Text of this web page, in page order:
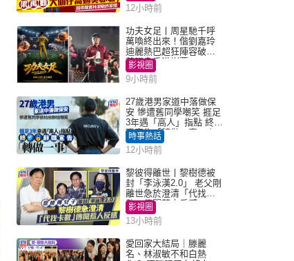
12小時前
功夫女足丨周星馳千呼
萬喚終出來！偕劉嘉玲
迪麗熱巴超狂陣容破天
荒現身香港謝票
影視圈
9小時前
27歲港男家道中落做保
安 慘遭舊同學嘲笑 捱足
3年遇「高人」指點 終辭
職宣告「轉做一事」｜
Juicy叮
時事熱話
12小時前
黎彼得離世丨黎樹德被
封「李泳漢2.0」 老父剛
離世急於澄清「代找卡
數」傳聞惹人反感
影視圈
13小時前
愛回家大結局｜滕麗
名、林淑敏不和白熱